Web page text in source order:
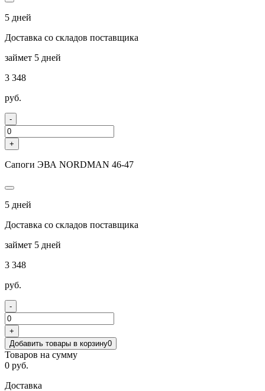
5 дней
Доставка со складов поставщика
займет 5 дней
3 348
руб.
-
+
Сапоги ЭВА NORDMAN 46-47
5 дней
Доставка со складов поставщика
займет 5 дней
3 348
руб.
-
+
Добавить товары в корзину0
Товаров на сумму
0 руб.
Доставка